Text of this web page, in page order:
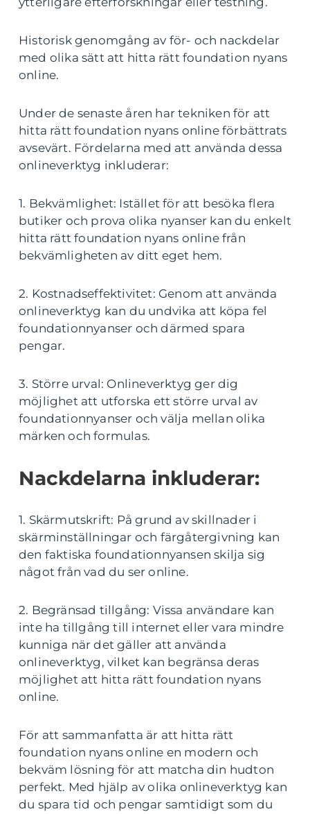
Historisk genomgång av för- och nackdelar
med olika sätt att hitta rätt foundation nyans
online.
Under de senaste åren har tekniken för att
hitta rätt foundation nyans online förbättrats
avsevärt. Fördelarna med att använda dessa
onlineverktyg inkluderar:
1. Bekvämlighet: Istället för att besöka flera
butiker och prova olika nyanser kan du enkelt
hitta rätt foundation nyans online från
bekvämligheten av ditt eget hem.
2. Kostnadseffektivitet: Genom att använda
onlineverktyg kan du undvika att köpa fel
foundationnyanser och därmed spara
pengar.
3. Större urval: Onlineverktyg ger dig
möjlighet att utforska ett större urval av
foundationnyanser och välja mellan olika
märken och formulas.
Nackdelarna inkluderar:
1. Skärmutskrift: På grund av skillnader i
skärminställningar och färgåtergivning kan
den faktiska foundationnyansen skilja sig
något från vad du ser online.
2. Begränsad tillgång: Vissa användare kan
inte ha tillgång till internet eller vara mindre
kunniga när det gäller att använda
onlineverktyg, vilket kan begränsa deras
möjlighet att hitta rätt foundation nyans
online.
För att sammanfatta är att hitta rätt
foundation nyans online en modern och
bekväm lösning för att matcha din hudton
perfekt. Med hjälp av olika onlineverktyg kan
du spara tid och pengar samtidigt som du